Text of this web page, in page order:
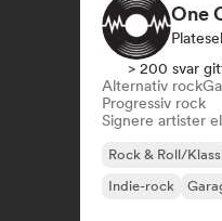
One
> 200 svar
Alternativ rock
Progressiv rock
Signere artister
Rock & Roll/
Indie-rock